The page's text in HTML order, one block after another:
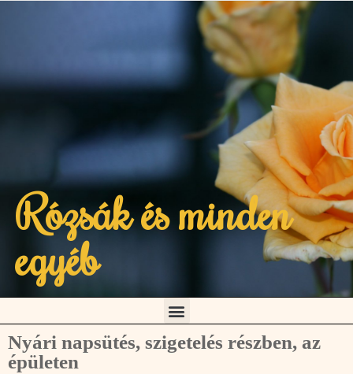
Rózsák és minden
egyéb
Nyári napsütés, szigetelés részben, az
épületen